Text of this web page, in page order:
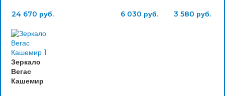
24 670 руб. 6 030 руб. 3 580 руб.
Зеркало
Вегас
Кашемир